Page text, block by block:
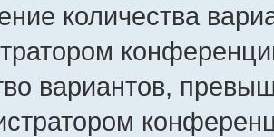
количества
вариантов,